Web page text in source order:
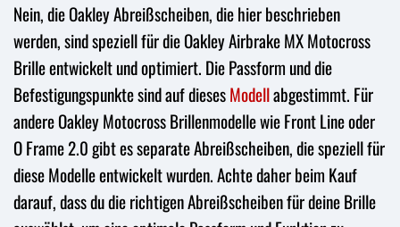
Nein, die Oakley Abreißscheiben, die hier beschrieben
werden, sind speziell für die Oakley Airbrake MX Motocross
Brille entwickelt und optimiert. Die Passform und die
Befestigungspunkte sind auf diesesModellabgestimmt. Für
andere Oakley Motocross Brillenmodelle wie Front Line oder
O Frame 2.0 gibt es separate Abreißscheiben, die speziell für
diese Modelle entwickelt wurden. Achte daher beim Kauf
darauf, dass du die richtigen Abreißscheiben für deine Brille